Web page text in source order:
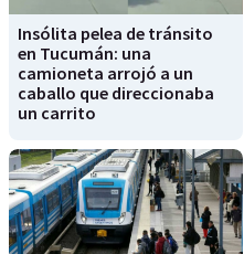
Insólita pelea de tránsito
en Tucumán: una
camioneta arrojó a un
caballo que direccionaba
un carrito